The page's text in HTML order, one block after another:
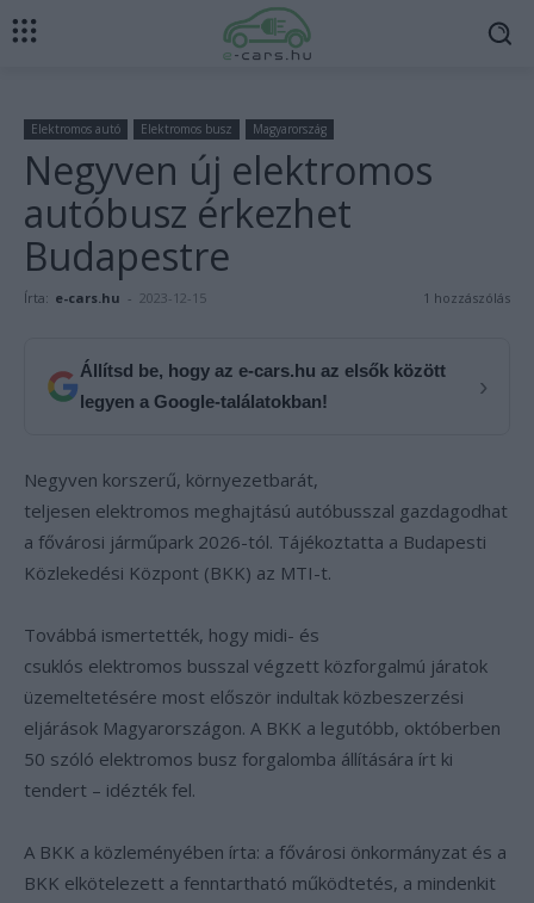
Elektromos autó Elektromos busz Magyarország
Negyven új elektromos
autóbusz érkezhet
Budapestre
Írta: e-cars.hu - 2023-12-15 1 hozzászólás
Állítsd be, hogy az e-cars.hu az elsők között
legyen a Google-találatokban!
›
Negyven korszerű, környezetbarát,
teljesen elektromos meghajtású autóbusszal gazdagodhat
a fővárosi járműpark 2026-tól. Tájékoztatta a Budapesti
Közlekedési Központ (BKK) az MTI-t.
Továbbá ismertették, hogy midi- és
csuklós elektromos busszal végzett közforgalmú járatok
üzemeltetésére most először indultak közbeszerzési
eljárások Magyarországon. A BKK a legutóbb, októberben
50 szóló elektromos busz forgalomba állítására írt ki
tendert – idézték fel.
A BKK a közleményében írta: a fővárosi önkormányzat és a
BKK elkötelezett a fenntartható működtetés, a mindenkit